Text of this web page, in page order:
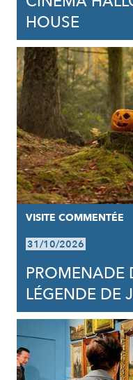
HOUSE
VISITE COMMENTÉE
31/10/2026
PROMENADE
LÉGENDE DE